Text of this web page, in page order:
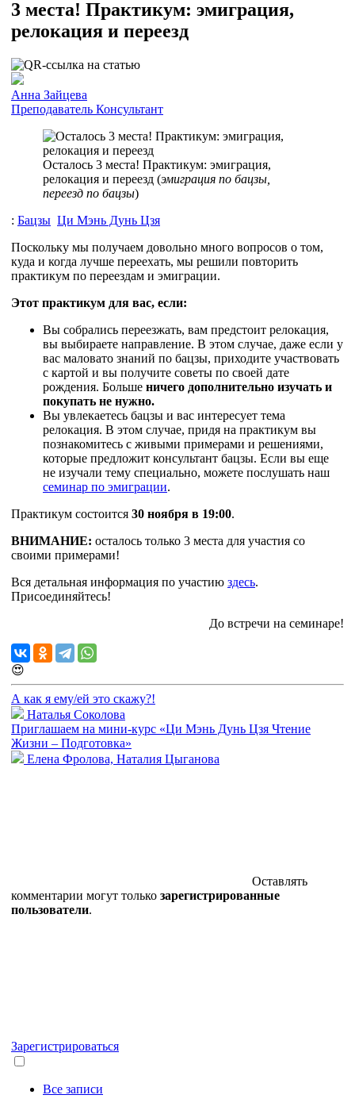
3 места! Практикум: эмиграция,
релокация и переезд
Анна Зайцева
Преподаватель Консультант
Осталось 3 места! Практикум: эмиграция,
релокация и переезд (эмиграция по бацзы,
переезд по бацзы)
: Бацзы Ци Мэнь Дунь Цзя
Поскольку мы получаем довольно много вопросов о том,
куда и когда лучше переехать, мы решили повторить
практикум по переездам и эмиграции.
Этот практикум для вас, если:
Вы собрались переезжать, вам предстоит релокация,
вы выбираете направление. В этом случае, даже если у
вас маловато знаний по бацзы, приходите участвовать
с картой и вы получите советы по своей дате
рождения. Больше ничего дополнительно изучать и
покупать не нужно.
Вы увлекаетесь бацзы и вас интересует тема
релокация. В этом случае, придя на практикум вы
познакомитесь с живыми примерами и решениями,
которые предложит консультант бацзы. Если вы еще
не изучали тему специально, можете послушать наш
семинар по эмиграции.
Практикум состоится 30 ноября в 19:00.
ВНИМАНИЕ: осталось только 3 места для участия со
своими примерами!
Вся детальная информация по участию здесь.
Присоединяйтесь!
До встречи на семинаре!
😍
А как я ему/ей это скажу?!
Наталья Соколова
Приглашаем на мини-курс «Ци Мэнь Дунь Цзя Чтение
Жизни – Подготовка»
Елена Фролова, Наталия Цыганова
Оставлять
комментарии могут только зарегистрированные
пользователи.
Зарегистрироваться
Все записи